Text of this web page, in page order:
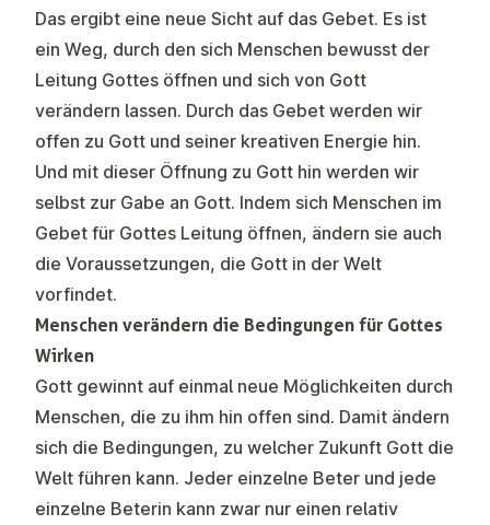
Das ergibt eine neue Sicht auf das Gebet. Es ist
ein Weg, durch den sich Menschen bewusst der
Leitung Gottes öffnen und sich von Gott
verändern lassen. Durch das Gebet werden wir
offen zu Gott und seiner kreativen Energie hin.
Und mit dieser Öffnung zu Gott hin werden wir
selbst zur Gabe an Gott. Indem sich Menschen im
Gebet für Gottes Leitung öffnen, ändern sie auch
die Voraussetzungen, die Gott in der Welt
vorfindet.
Menschen verändern die Bedingungen für Gottes
Wirken
Gott gewinnt auf einmal neue Möglichkeiten durch
Menschen, die zu ihm hin offen sind. Damit ändern
sich die Bedingungen, zu welcher Zukunft Gott die
Welt führen kann. Jeder einzelne Beter und jede
einzelne Beterin kann zwar nur einen relativ